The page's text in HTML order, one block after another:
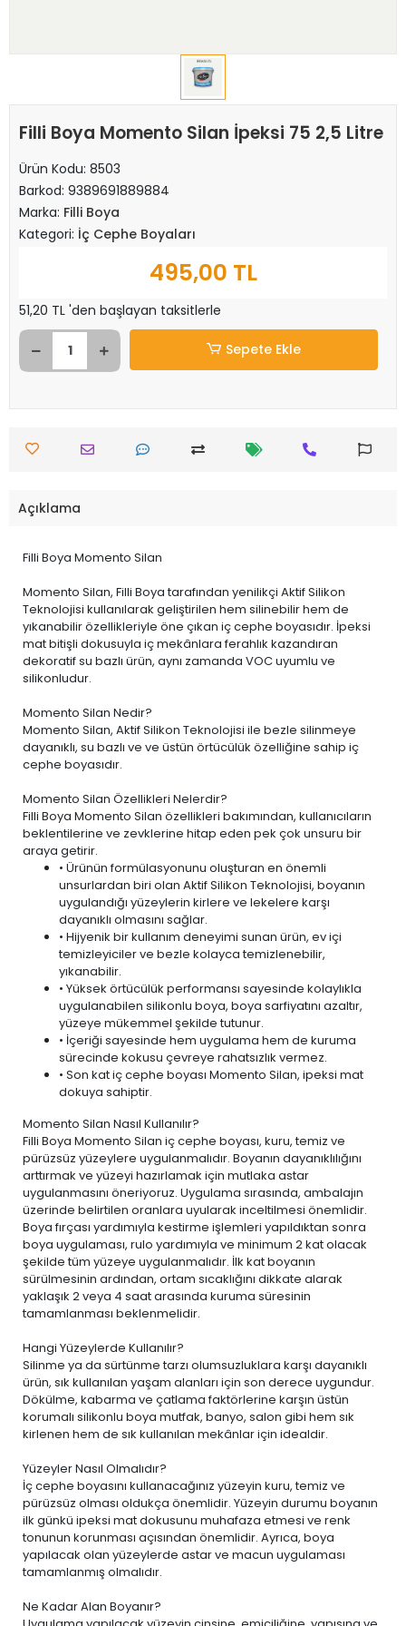
Filli Boya Momento Silan İpeksi 75 2,5 Litre
Ürün Kodu: 8503
Barkod: 9389691889884
Marka: Filli Boya
Kategori: İç Cephe Boyaları
495,00 TL
51,20 TL 'den başlayan taksitlerle
Sepete Ekle
Açıklama
Filli Boya Momento Silan
Momento Silan, Filli Boya tarafından yenilikçi Aktif Silikon
Teknolojisi kullanılarak geliştirilen hem silinebilir hem de
yıkanabilir özellikleriyle öne çıkan iç cephe boyasıdır. İpeksi
mat bitişli dokusuyla iç mekânlara ferahlık kazandıran
dekoratif su bazlı ürün, aynı zamanda VOC uyumlu ve
silikonludur.
Momento Silan Nedir?
Momento Silan, Aktif Silikon Teknolojisi ile bezle silinmeye
dayanıklı, su bazlı ve ve üstün örtücülük özelliğine sahip iç
cephe boyasıdır.
Momento Silan Özellikleri Nelerdir?
Filli Boya Momento Silan özellikleri bakımından, kullanıcıların
beklentilerine ve zevklerine hitap eden pek çok unsuru bir
araya getirir.
• Ürünün formülasyonunu oluşturan en önemli
unsurlardan biri olan Aktif Silikon Teknolojisi, boyanın
uygulandığı yüzeylerin kirlere ve lekelere karşı
dayanıklı olmasını sağlar.
• Hijyenik bir kullanım deneyimi sunan ürün, ev içi
temizleyiciler ve bezle kolayca temizlenebilir,
yıkanabilir.
• Yüksek örtücülük performansı sayesinde kolaylıkla
uygulanabilen silikonlu boya, boya sarfiyatını azaltır,
yüzeye mükemmel şekilde tutunur.
• İçeriği sayesinde hem uygulama hem de kuruma
sürecinde kokusu çevreye rahatsızlık vermez.
• Son kat iç cephe boyası Momento Silan, ipeksi mat
dokuya sahiptir.
Momento Silan Nasıl Kullanılır?
Filli Boya Momento Silan iç cephe boyası, kuru, temiz ve
pürüzsüz yüzeylere uygulanmalıdır. Boyanın dayanıklılığını
arttırmak ve yüzeyi hazırlamak için mutlaka astar
uygulanmasını öneriyoruz. Uygulama sırasında, ambalajın
üzerinde belirtilen oranlara uyularak inceltilmesi önemlidir.
Boya fırçası yardımıyla kestirme işlemleri yapıldıktan sonra
boya uygulaması, rulo yardımıyla ve minimum 2 kat olacak
şekilde tüm yüzeye uygulanmalıdır. İlk kat boyanın
sürülmesinin ardından, ortam sıcaklığını dikkate alarak
yaklaşık 2 veya 4 saat arasında kuruma süresinin
tamamlanması beklenmelidir.
Hangi Yüzeylerde Kullanılır?
Silinme ya da sürtünme tarzı olumsuzluklara karşı dayanıklı
ürün, sık kullanılan yaşam alanları için son derece uygundur.
Dökülme, kabarma ve çatlama faktörlerine karşın üstün
korumalı silikonlu boya mutfak, banyo, salon gibi hem sık
kirlenen hem de sık kullanılan mekânlar için idealdir.
Yüzeyler Nasıl Olmalıdır?
İç cephe boyasını kullanacağınız yüzeyin kuru, temiz ve
pürüzsüz olması oldukça önemlidir. Yüzeyin durumu boyanın
ilk günkü ipeksi mat dokusunu muhafaza etmesi ve renk
tonunun korunması açısından önemlidir. Ayrıca, boya
yapılacak olan yüzeylerde astar ve macun uygulaması
tamamlanmış olmalıdır.
Ne Kadar Alan Boyanır?